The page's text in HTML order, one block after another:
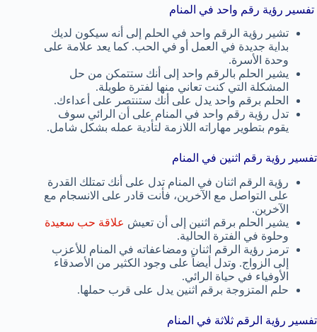
تفسير رؤية رقم واحد في المنام
تشير رؤية الرقم واحد في الحلم إلى أنه سيكون لديك
بداية جديدة في العمل أو في الحب. كما يعد علامة على
وحدة الأسرة.
يشير الحلم بالرقم واحد إلى أنك ستتمكن من حل
المشكلة التي كنت تعاني منها لفترة طويلة.
الحلم برقم واحد يدل على أنك ستنتصر على أعداءك.
تدل رؤية رقم واحد في المنام على أن الرائي سوف
يقوم بتطوير مهاراته اللازمة لتأدية عمله بشكل شامل.
تفسير رؤية رقم اثنين في المنام
رؤية الرقم اثنان في المنام تدل على أنك تمتلك القدرة
على التواصل مع الآخرين، فأنت قادر على الانسجام مع
الآخرين.
يشير الحلم برقم اثنين إلى أن تعيش علاقة حب سعيدة
وحلوة في الفترة الحالية.
ترمز رؤية الرقم اثنان ومضاعفاته في المنام للأعزب
إلى الزواج. وتدل أيضاً على وجود الكثير من الأصدقاء
الأوفياء في حياة الرائي.
حلم المتزوجة برقم اثنين يدل على قرب حملها.
تفسير رؤية الرقم ثلاثة في المنام